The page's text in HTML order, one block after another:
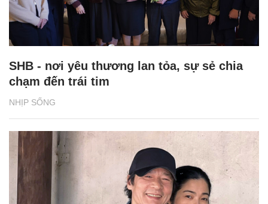
NHỊP SỐNG
SHB - nơi yêu thương lan tỏa, sự sẻ chia
chạm đến trái tim